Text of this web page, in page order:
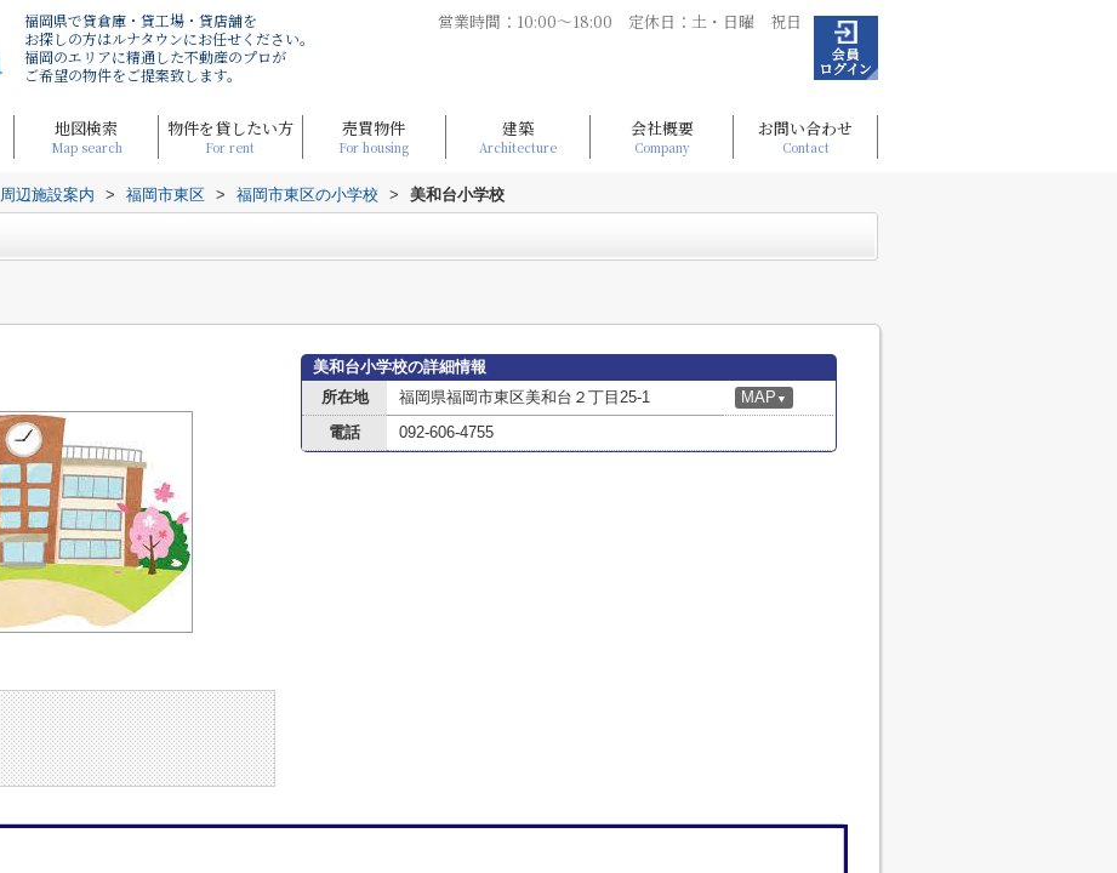
福岡県で貸倉庫・貸工場・貸店舗を
お探しの方はルナタウンにお任せください。
福岡のエリアに精通した不動産のプロが
ご希望の物件をご提案致します。
営業時間：10:00～18:00 定休日：土・日曜 祝日
地図検索
Map search
物件を貸したい方
For rent
売買物件
For housing
建築
Architecture
会社概要
Company
お問い合わせ
Contact
周辺施設案内 > 福岡市東区 > 福岡市東区の小学校 > 美和台小学校
美和台小学校の詳細情報
所在地
福岡県福岡市東区美和台２丁目25-1 MAP ▼
電話 092-606-4755